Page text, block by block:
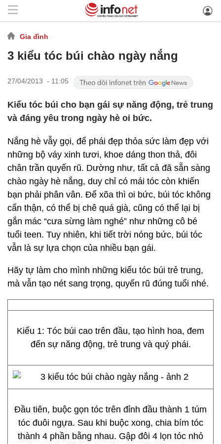
Gia đình
3 kiểu tóc búi chào ngày nắng
27/04/2013 - 11:05
Kiểu tóc búi cho bạn gái sự năng động, trẻ trung
và đáng yêu trong ngày hè oi bức.
Nắng hè vẫy gọi, để phái đẹp thỏa sức làm đẹp với
những bộ váy xinh tươi, khoe dáng thon thả, đôi
chân trần quyến rũ. Dường như, tất cả đã sẵn sàng
chào ngày hè nắng, duy chỉ có mái tóc còn khiến
bạn phải phân vân. Để xõa thì oi bức, búi tóc không
cẩn thận, có thể bị chê quá già, cũng có thể lại bị
gắn mác “cưa sừng làm nghé” như những cô bé
tuổi teen. Tuy nhiên, khi tiết trời nóng bức, búi tóc
vẫn là sự lựa chọn của nhiều bạn gái.
Hãy tự làm cho mình những kiểu tóc búi trẻ trung,
mà vẫn tạo nét sang trọng, quyến rũ đúng tuổi nhé.
Kiểu 1: Tóc búi cao trên đầu, tạo hình hoa, đem
đến sự năng động, trẻ trung và quý phái.
Đầu tiên, buộc gọn tóc trên đỉnh đầu thành 1 túm
tóc đuôi ngựa. Sau khi buộc xong, chia bím tóc
thành 4 phần bằng nhau. Gập đôi 4 lọn tóc nhỏ